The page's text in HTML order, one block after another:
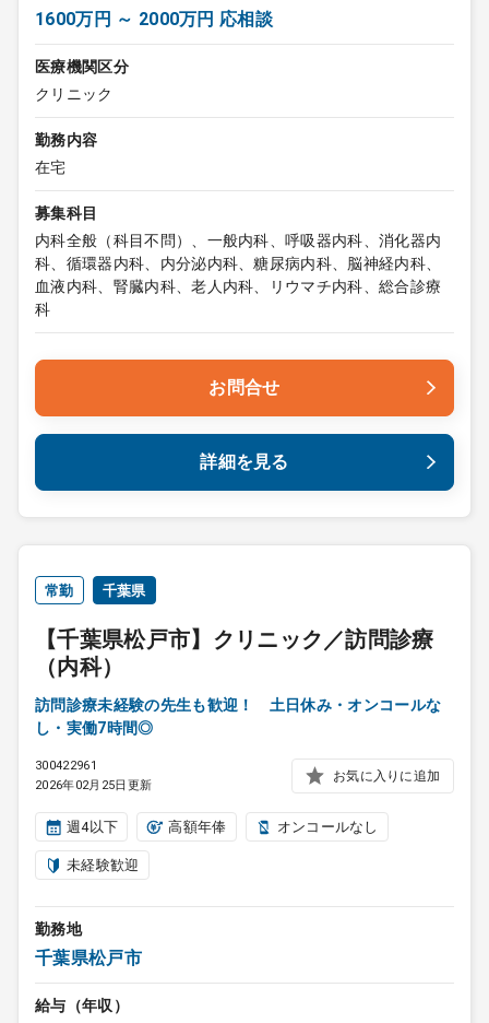
1600万円 ～ 2000万円 応相談
医療機関区分
クリニック
勤務内容
在宅
募集科目
内科全般（科目不問）、一般内科、呼吸器内科、消化器内
科、循環器内科、内分泌内科、糖尿病内科、脳神経内科、
血液内科、腎臓内科、老人内科、リウマチ内科、総合診療
科
お問合せ
詳細を見る
常勤 千葉県
【千葉県松戸市】クリニック／訪問診療
（内科）
訪問診療未経験の先生も歓迎！ 土日休み・オンコールな
し・実働7時間◎
300422961
2026年02月25日更新
お気に入りに追加
週4以下 高額年俸 オンコールなし
未経験歓迎
勤務地
千葉県松戸市
給与（年収）